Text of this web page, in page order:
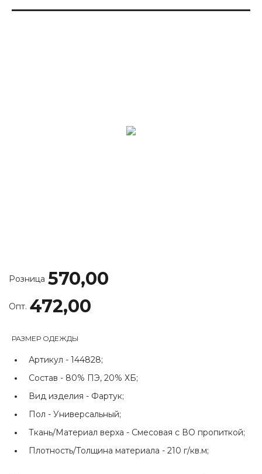
Розница 570,00
Опт. 472,00
РАЗМЕР ОДЕЖДЫ
Артикул - 144828;
Состав - 80% ПЭ, 20% ХБ;
Вид изделия - Фартук;
Пол - Универсальный;
Ткань/Материал верха - Смесовая с ВО пропиткой;
Плотность/Толщина материала - 210 г/кв.м;